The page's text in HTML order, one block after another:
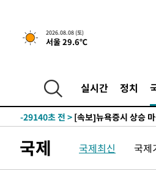
2026.08.08 (토)
서울 29.6℃
실시간 정치
-29140초 전 > [속보]뉴욕증시 상승
국제 국제최신 국제